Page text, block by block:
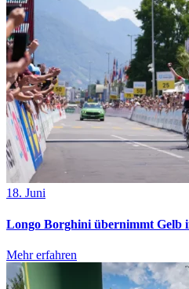
18. Juni
Longo Borghini übernimmt Gelb
Mehr erfahren